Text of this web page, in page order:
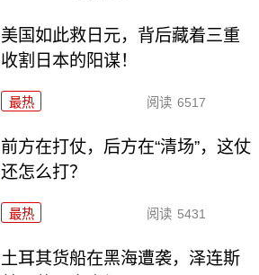
美国如此救日元，背后藏着三重
收割日本的阳谋！
最热 阅读 6517
前方在打仗，后方在“清场”，这仗
还怎么打？
最热 阅读 5431
土耳其货船在黑海遭袭，泽连斯